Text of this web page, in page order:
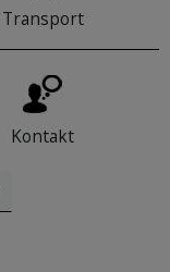
Transport
Kontakt